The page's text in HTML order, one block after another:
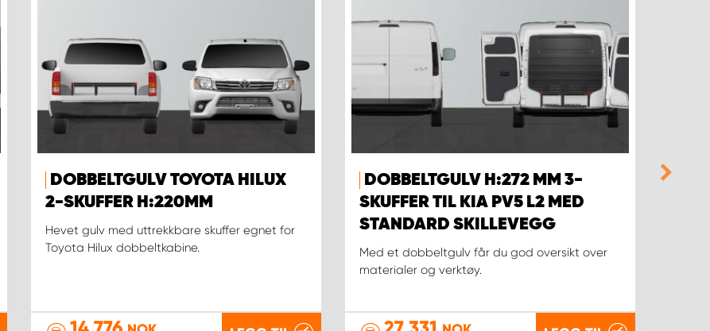
DOBBELTGULV TOYOTA HILUX
2-SKUFFER H:220MM
Hevet gulv med uttrekkbare skuffer egnet for
Toyota Hilux dobbeltkabine.
DOBBELTGULV H:272 MM 3-
SKUFFER TIL KIA PV5 L2 MED
STANDARD SKILLEVEGG
Med et dobbeltgulv får du god oversikt over
materialer og verktøy.